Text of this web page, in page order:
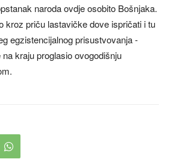
naroda ovdje osobito Bošnjaka.
kroz priču lastavičke dove ispričati i tu
egzistencijalnog prisustvovanja -
kraju proglasio ovogodišnju